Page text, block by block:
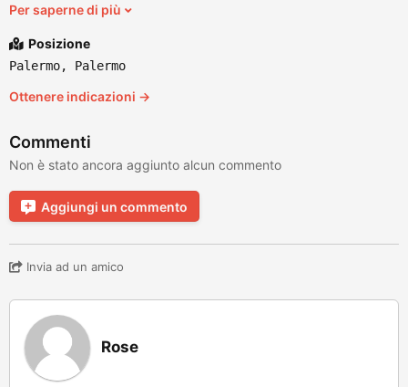
Per saperne di più
Posizione
Palermo, Palermo
Ottenere indicazioni →
Commenti
Non è stato ancora aggiunto alcun commento
Aggiungi un commento
Invia ad un amico
Rose